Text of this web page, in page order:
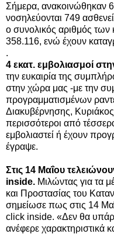
Σήμερα, ανακοινώθηκαν
νοσηλεύονται 749
ο συνολικός αριθμός των
358.116, ενώ έχουν
.
4 εκατ. εμβολιασμοί
την ευκαιρία της
στην χώρα μας -με την
προγραμματισμένων
Διακυβέρνησης,
περισσότεροι από
εμβολιαστεί ή έχουν
έγραψε.
Στις 14 Μαΐου
inside. Μιλώντας για τα
και Προστασίας του
σημείωσε πως στις 14
click inside. «Δεν θα
ανέφερε χαρακτηριστικά